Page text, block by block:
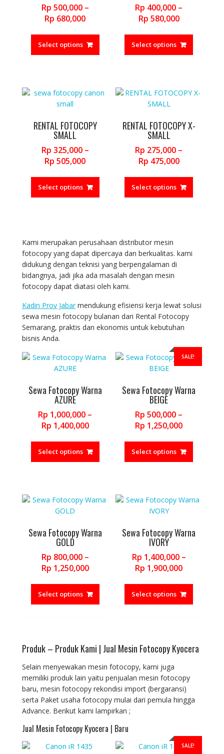
Rp 500,000 –
Rp 680,000Price
Rp 500,000
through
Select options
This
has
options
page
Rp 400,000 –
Rp 580,000Price
Rp 400,000
through
Select options
This
has
options
page
RENTAL FOTOCOPY
SMALL
Rp 325,000 –
Rp 505,000Price
Rp 325,000
through
Select options
This
has
options
may
be
chosen
on
product
page
RENTAL FOTOCOPY X-
SMALL
Rp 275,000 –
Rp 475,000Price
Rp 275,000
through
Select options
This
has
product
Kami merupakan perusahaan distributor mesin
fotocopy yang dapat dipercaya dan berkualitas. kami
didukung dengan teknisi yang berpengalaman di
bidangnya, jadi jika ada masalah dengan mesin
fotocopy dapat diatasi oleh kami.
Kadin Prov Jabarmendukung efisiensi kerja lewat solusi
sewa mesin fotocopy bulanan dari Rental Fotocopy
Semarang, praktis dan ekonomis untuk kebutuhan
bisnis Anda.
Sewa Fotocopy Warna
AZURE
Rp 1,000,000 –
Rp 1,400,000Price
Rp 1,000,000
through
Select options
This
has
options
chosen
page
SALE!
Sewa Fotocopy Warna
BEIGE
Rp 500,000 –
Rp 1,250,000Price
Rp 500,000
through
Select options
This
has
options
chosen
page
Sewa Fotocopy Warna
GOLD
Rp 800,000 –
Rp 1,250,000Price
Rp 800,000
through
Select options
This
has
options
be
chosen
on
the
product
page
Sewa Fotocopy Warna
IVORY
Rp 1,400,000 –
Rp 1,900,000Price
Rp
through
Select options
This
has
options
the
Produk – Produk Kami | Jual Mesin Fotocopy Kyocera
Selain menyewakan mesin fotocopy, kami juga
memiliki produk lain yaitu penjualan mesin fotocopy
baru, mesin fotocopy rekondisi import (bergaransi)
serta Paket usaha fotocopy mulai dari pemula hingga
Advance. Berikut kami lampirkan ;
Jual Mesin Fotocopy Kyocera | Baru
SALE!